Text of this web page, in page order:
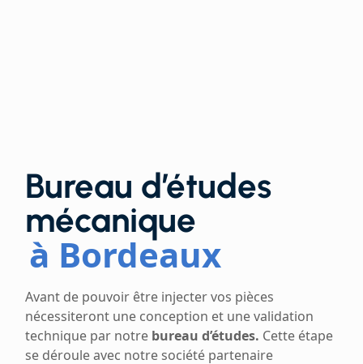
Bureau d’études
mécanique
à Bordeaux
Avant de pouvoir être injecter vos pièces
nécessiteront une conception et une validation
technique par notre bureau d’études. Cette étape
se déroule avec notre société partenaire